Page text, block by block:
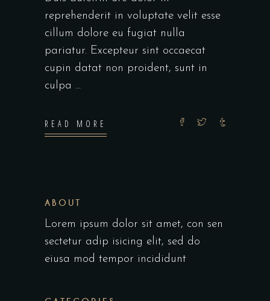
reprehenderit in voluptate velit esse
cillum dolore eu fugiat nulla
pariatur. Excepteur sint occaecat
cupin datat non proident, sunt in
culpa
READ MORE
ABOUT
Lorem ipsum dolor sit amet, con sen
sectetur adip isicing elit, sed do
eiusa mod tempor incididunt